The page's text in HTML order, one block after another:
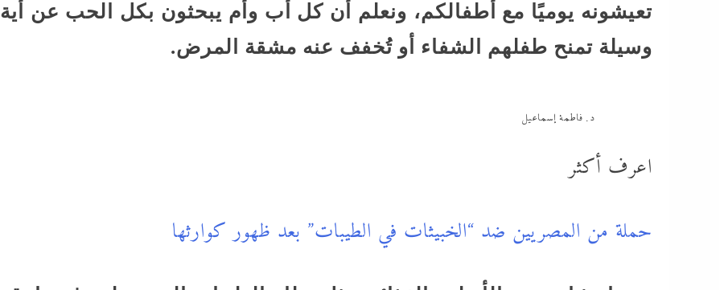
تعيشونه يوميًا مع أطفالكم، ونعلم أن كل أب وأم يبحثون بكل الحب عن أية
وسيلة تمنح طفلهم الشفاء أو تُخفف عنه مشقة المرض.
د. فاطمة إسماعيل
اعرف أكثر
حملة من المصريين ضد “الخبيثات في الطيبات” بعد ظهور كوارثها